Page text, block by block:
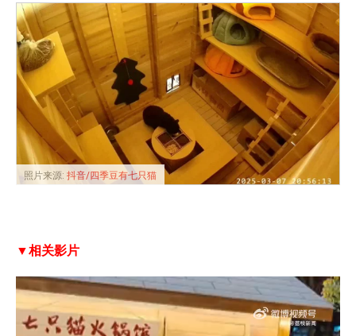
照片来源: 抖音/四季豆有七只猫
▼相关影片
V
i
d